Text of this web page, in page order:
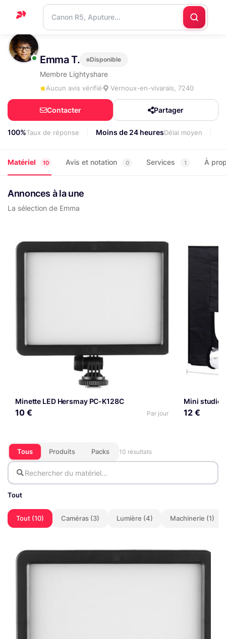
Accueil
Support
Nous
contacter
Emma T. Disponible
Membre Lightyshare
Aucun avis vérifié Vernoux-en-vivarais, 7240
Contacter Partager
100%Taux de réponse Moins de 24 heuresDélai moyen
Matériel 10 Avis et notation 0 Services 1 À
Annonces à la une
La sélection de Emma
Minette LED Hersmay PC-K128C
10 € Par jour
Mini studio
12 €
Tous Produits Packs 10 résultats
Tout
Tout (10) Caméras (3) Lumière (4) Machinerie (1)